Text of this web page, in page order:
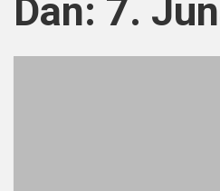
Dan: 7.